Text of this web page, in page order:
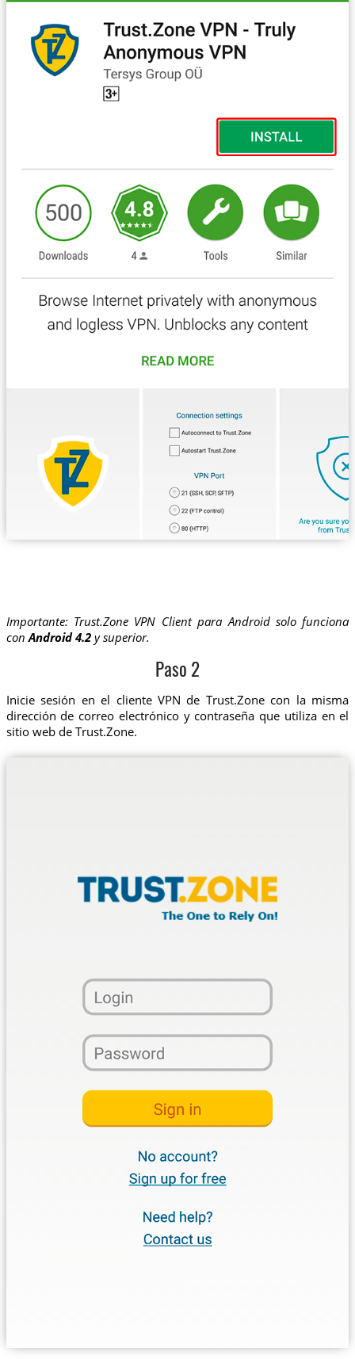
Importante: Trust.Zone VPN Client para Android solo funciona
conAndroid 4.2y superior.
Paso 2
Inicie sesión en el cliente VPN de Trust.Zone con la misma
dirección de correo electrónico y contraseña que utiliza en el
sitio web de Trust.Zone.